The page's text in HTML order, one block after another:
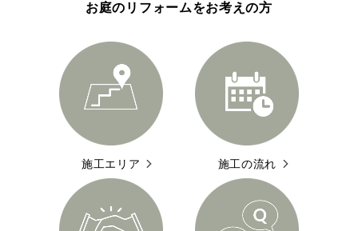
お庭のリフォームをお考えの方
施工エリア 施工の流れ